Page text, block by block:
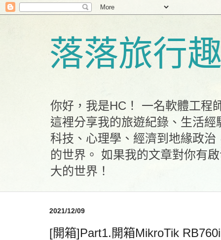
落落旅行
你好，我是HC！ 一名軟體工程
這裡分享我的旅遊紀錄、生活
科技、心理學、經濟到地緣政
的世界。 如果我的文章對你有
大的世界！
2021/12/09
[開箱]Part1.開箱MikroTik